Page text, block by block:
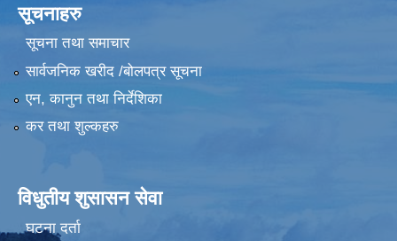
सूचनाहरु
सूचना तथा समाचार
सार्वजनिक खरीद /बोलपत्र सूचना
एन, कानुन तथा निर्देशिका
कर तथा शुल्कहरु
विधुतीय शुसासन सेवा
घटना दर्ता